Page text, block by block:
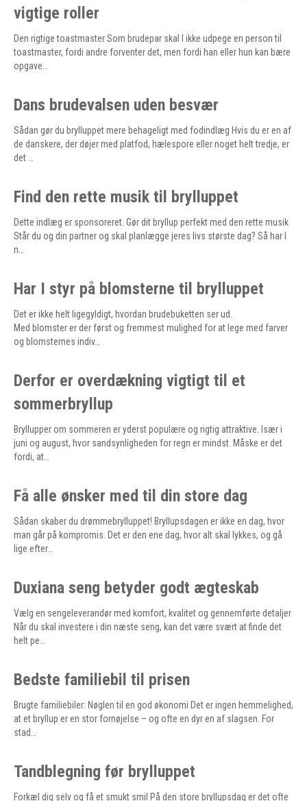
vigtige roller
Den rigtige toastmaster Som brudepar skal I ikke udpege en person til
toastmaster, fordi andre forventer det, men fordi han eller hun kan bære
opgave…
Dans brudevalsen uden besvær
Sådan gør du brylluppet mere behageligt med fodindlæg Hvis du er en af
de danskere, der døjer med platfod, hælespore eller noget helt tredje, er
det …
Find den rette musik til brylluppet
Dette indlæg er sponsoreret. Gør dit bryllup perfekt med den rette musik
Står du og din partner og skal planlægge jeres livs største dag? Så har I
n…
Har I styr på blomsterne til brylluppet
Det er ikke helt ligegyldigt, hvordan brudebuketten ser ud.
Med blomster er der først og fremmest mulighed for at lege med farver
og blomsternes indiv…
Derfor er overdækning vigtigt til et
sommerbryllup
Bryllupper om sommeren er yderst populære og rigtig attraktive. Især i
juni og august, hvor sandsynligheden for regn er mindst. Måske er det
fordi, at…
Få alle ønsker med til din store dag
Sådan skaber du drømmebrylluppet! Bryllupsdagen er ikke en dag, hvor
man går på kompromis. Det er den ene dag, hvor alt skal lykkes, og gå
lige efter…
Duxiana seng betyder godt ægteskab
Vælg en sengeleverandør med komfort, kvalitet og gennemførte detaljer
Når du skal investere i din næste seng, kan det være svært at finde det
helt pe…
Bedste familiebil til prisen
Brugte familiebiler: Nøglen til en god økonomi Det er ingen hemmelighed,
at et bryllup er en stor fornøjelse – og ofte en dyr en af slagsen. For
stad…
Tandblegning før brylluppet
Forkæl dig selv og få et smukt smil På den store bryllupsdag er det ofte